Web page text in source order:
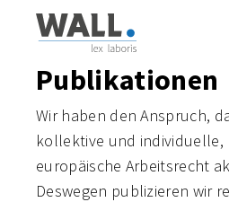
Zum Hauptinhalt der Seite
Zur Startseite navigieren
Publikationen
Wir haben den Anspruch,
kollektive und individuelle,
europäische Arbeitsrecht
Deswegen publizieren wir